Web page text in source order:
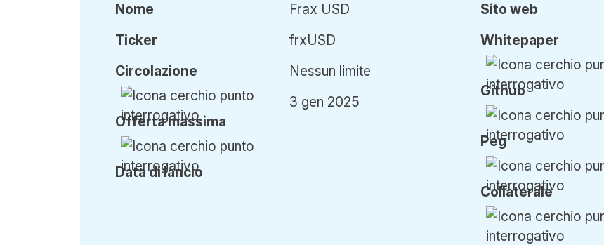
Nome
Ticker
Circolazione
Offertamassima
Data di lancio
Frax USD
frxUSD
Nessun limite
3 gen 2025
Sito web
Whitepaper
Github
Peg
Collaterale